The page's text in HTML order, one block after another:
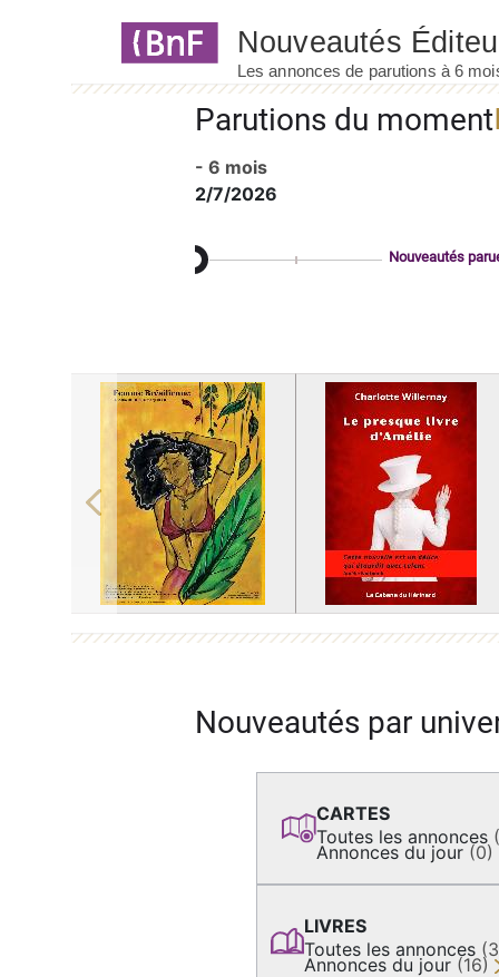
Parutions du moment
- 6 mois
2/7/2026
Nouveautés
Previous
Nouveautés par
CARTES
Toutes les annonces
Annonces du jour (0)
LIVRES
Toutes les annonces
Annonces du jour (16)